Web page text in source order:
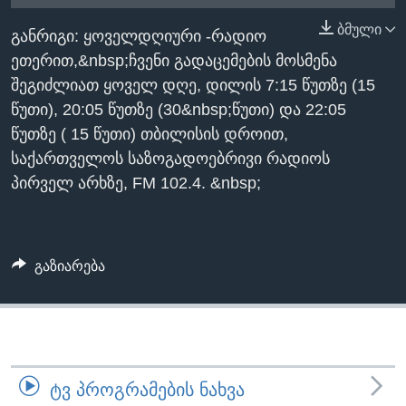
ᲯᲐᲜᲛᲠᲗᲔᲚᲝᲑᲐ
ᲛᲔᲪᲜᲘᲔᲠᲔᲑᲐ
ᲘᲜᲢᲔᲠᲕᲘᲣ
ᲙᲣᲚᲢᲣᲠᲐ
ᲒᲐᲚᲘᲚᲔᲝ
Learning English
ᲗᲕᲐᲚᲘ ᲒᲕᲐᲓᲔᲕᲜᲔᲗ
ენები
ბმული
განრიგი: ყოველდღიური -რადიო
ეთერით,&nbsp;ჩვენი გადაცემების მოსმენა
შეგიძლიათ ყოველ დღე, დილის 7:15 წუთზე (15
წუთი), 20:05 წუთზე (30&nbsp;წუთი) და 22:05
წუთზე ( 15 წუთი) თბილისის დროით,
საქართველოს საზოგადოებრივი რადიოს
პირველ არხზე, FM 102.4. &nbsp;
გაზიარება
ᲢᲕ ᲞᲠᲝᲒᲠᲐᲛᲔᲑᲘᲡ ᲜᲐᲮᲕᲐ